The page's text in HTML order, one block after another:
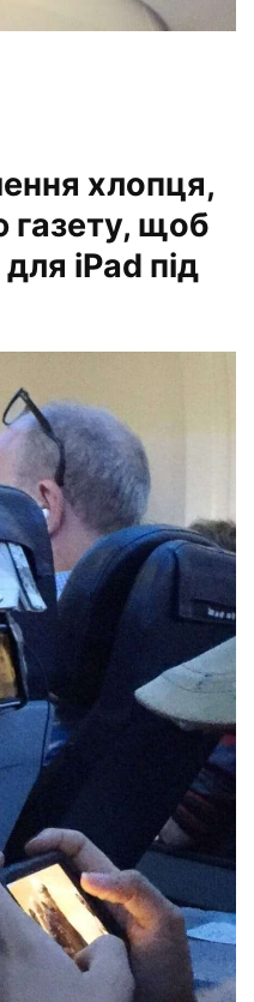
хлопця,
газету, щоб
iPad під